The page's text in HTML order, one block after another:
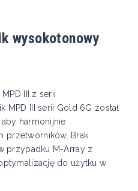
wysokotonowy
III z serii
MPD III serii Gold 6G został
harmonijnie
przetworników. Brak
przypadku M-Array z
do użytku w